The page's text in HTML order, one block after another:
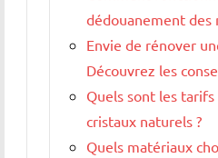
dédouanement des
Envie de rénover
Découvrez les
Quels sont les
cristaux naturels ?
Quels matériaux